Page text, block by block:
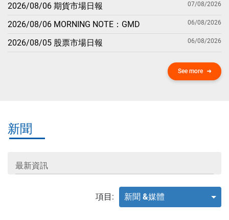
2026/08/06 期貨市場日報 07/08/2026
2026/08/06 MORNING NOTE：GMD 06/08/2026
2026/08/05 股票市場日報 06/08/2026
See more
新聞
最新資訊
項目: 新聞 &媒體